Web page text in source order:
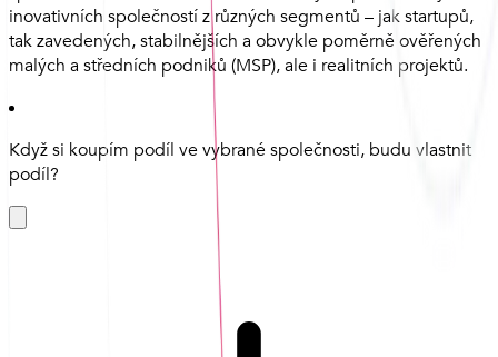
inovativních společností z různých segmentů – jak startupů,
tak zavedených, stabilnějších a obvykle poměrně ověřených
malých a středních podniků (MSP), ale i realitních projektů.
Když si koupím podíl ve vybrané společnosti, budu vlastnit
podíl?